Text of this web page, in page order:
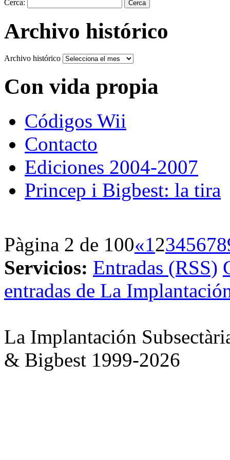
Cerca:
Archivo histórico
Archivo histórico
Con vida propia
Códigos Wii
Contacto
Ediciones 2004-2007
Princep i Bigbest: la tira
Pàgina 2 de 100«1 2345678
Servicios: Entradas (RSS)
entradas de La
La Implantación
& Bigbest 1999-2026